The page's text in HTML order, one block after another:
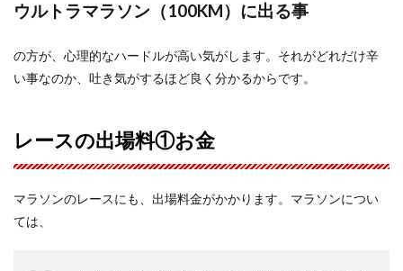
ウルトラマラソン（100KM）に出る事
の方が、心理的なハードルが高い気がします。それがどれだけ辛
い事なのか、吐き気がするほど良く分かるからです。
レースの出場料①お金
マラソンのレースにも、出場料金がかかります。マラソンについ
ては、